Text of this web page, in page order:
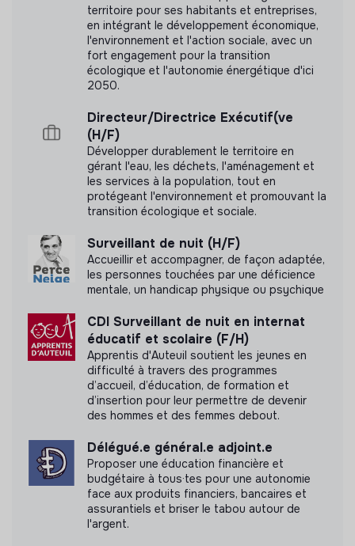
Labels et certifications
communiquer les labels ou certifications qu'elle a
pu obtenir.
N'a pas encore communiqué de documents de
transparence
territoire pour ses habitants et entreprises,
en intégrant le développement économique,
l'environnement et l'action sociale, avec un
fort engagement pour la transition
écologique et l'autonomie énergétique d'ici
2050.
Directeur/Directrice Exécutif(ve
(H/F)
Développer durablement le territoire en
gérant l'eau, les déchets, l'aménagement et
les services à la population, tout en
protégeant l'environnement et promouvant la
transition écologique et sociale.
Surveillant de nuit (H/F)
Accueillir et accompagner, de façon adaptée,
les personnes touchées par une déficience
mentale, un handicap physique ou psychique
CDI Surveillant de nuit en internat
éducatif et scolaire (F/H)
Apprentis d'Auteuil soutient les jeunes en
difficulté à travers des programmes
d’accueil, d’éducation, de formation et
d’insertion pour leur permettre de devenir
des hommes et des femmes debout.
Délégué.e général.e adjoint.e
Proposer une éducation financière et
budgétaire à tous·tes pour une autonomie
face aux produits financiers, bancaires et
assurantiels et briser le tabou autour de
l'argent.